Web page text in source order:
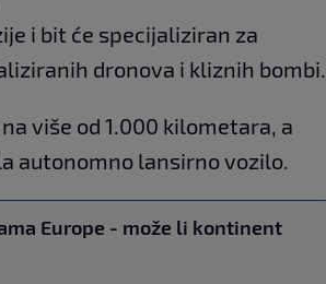
i bit će specijaliziran za
dronova i kliznih bombi.
više od 1.000 kilometara, a
autonomno lansirno vozilo.
Europe - može li kontinent